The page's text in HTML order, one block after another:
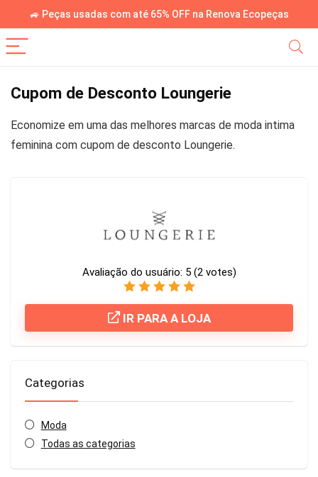
🚙 Peças usadas com até 65% OFF na Renova Ecopeças
Cupom de Desconto Loungerie
Economize em uma das melhores marcas de moda intima
feminina com cupom de desconto Loungerie.
Avaliação do usuário: 5 (2votes)
IR PARA A LOJA
Categorias
Moda
Todas as categorias